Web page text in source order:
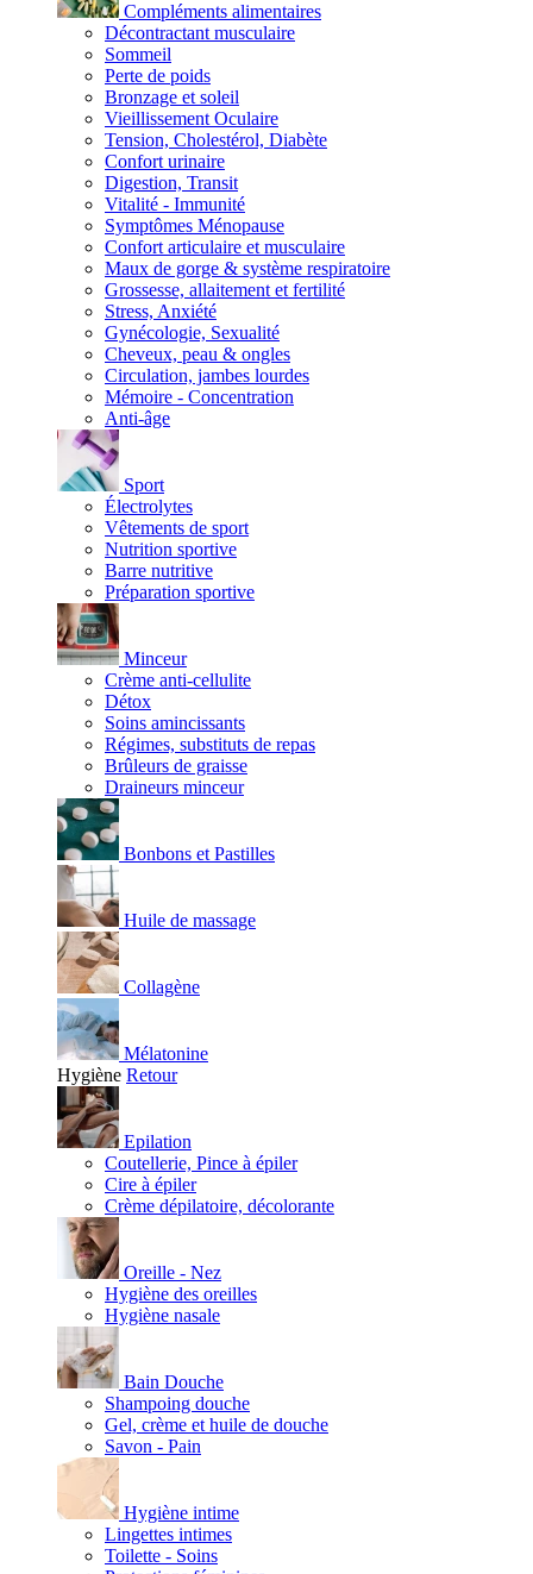
Compléments alimentaires
Décontractant musculaire
Sommeil
Perte de poids
Bronzage et soleil
Vieillissement Oculaire
Tension, Cholestérol, Diabète
Confort urinaire
Digestion, Transit
Vitalité - Immunité
Symptômes Ménopause
Confort articulaire et musculaire
Maux de gorge & système respiratoire
Grossesse, allaitement et fertilité
Stress, Anxiété
Gynécologie, Sexualité
Cheveux, peau & ongles
Circulation, jambes lourdes
Mémoire - Concentration
Anti-âge
Sport
Électrolytes
Vêtements de sport
Nutrition sportive
Barre nutritive
Préparation sportive
Minceur
Crème anti-cellulite
Détox
Soins amincissants
Régimes, substituts de repas
Brûleurs de graisse
Draineurs minceur
Bonbons et Pastilles
Huile de massage
Collagène
Mélatonine
Hygiène Retour
Epilation
Coutellerie, Pince à épiler
Cire à épiler
Crème dépilatoire, décolorante
Oreille - Nez
Hygiène des oreilles
Hygiène nasale
Bain Douche
Shampoing douche
Gel, crème et huile de douche
Savon - Pain
Hygiène intime
Lingettes intimes
Toilette - Soins